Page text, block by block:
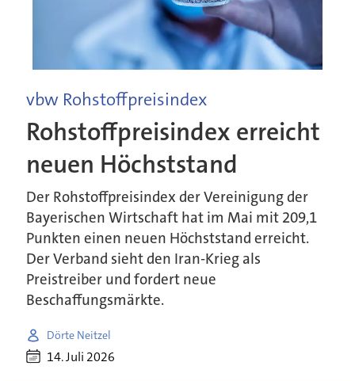
vbw Rohstoffpreisindex
Rohstoffpreisindex erreicht
neuen Höchststand
Der Rohstoffpreisindex der Vereinigung der
Bayerischen Wirtschaft hat im Mai mit 209,1
Punkten einen neuen Höchststand erreicht.
Der Verband sieht den Iran-Krieg als
Preistreiber und fordert neue
Beschaffungsmärkte.
Dörte Neitzel
14. Juli 2026